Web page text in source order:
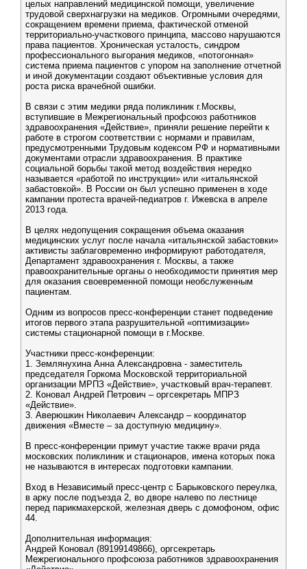
целых направлений медицинской помощи, увеличение
трудовой сверхнагрузки на медиков. Огромными очередями,
сокращением времени приема, фактической отменой
территориально-участкового принципа, массово нарушаются
права пациентов. Хроническая усталость, синдром
профессионального выгорания медиков, «потогонная»
система приема пациентов с упором на заполнение отчетной
и иной документации создают объективные условия для
роста риска врачебной ошибки.
В связи с этим медики ряда поликлиник г.Москвы,
вступившие в Межрегиональный профсоюз работников
здравоохранения «Действие», приняли решение перейти к
работе в строгом соответствии с нормами и правилам,
предусмотренными Трудовым кодексом РФ и нормативными
документами отрасли здравоохранения. В практике
социальной борьбы такой метод воздействия нередко
называется «работой по инструкции» или «итальянской
забастовкой». В России он был успешно применен в ходе
кампании протеста врачей-педиатров г. Ижевска в апреле
2013 года.
В целях недопущения сокращения объема оказания
медицинских услуг после начала «итальянской забастовки»
активисты заблаговременно информируют работодателя,
Департамент здравоохранения г. Москвы, а также
правоохранительные органы о необходимости принятия мер
для оказания своевременной помощи необслуженным
пациентам.
Одним из вопросов пресс-конференции станет подведение
итогов первого этапа разрушительной «оптимизации»
системы стационарной помощи в г.Москве.
Участники пресс-конференции:
1. Землянухина Анна Александровна - заместитель
председателя Горкома Московской территориальной
организации МРПЗ «Действие», участковый врач-терапевт.
2. Коновал Андрей Петрович – оргсекретарь МПРЗ
«Действие».
3. Аверюшкин Николаевич Александр – координатор
движения «Вместе – за доступную медицину».
В пресс-конференции примут участие также врачи ряда
московских поликлиник и стационаров, имена которых пока
не называются в интересах подготовки кампании.
Вход в Независимый пресс-центр с Барыковского переулка,
в арку после подъезда 2, во дворе налево по лестнице
перед парикмахерской, железная дверь с домофоном, офис
44.
Дополнительная информация:
Андрей Коновал (89199149866), оргсекретарь
Межрегионального профсоюза работников здравоохранения